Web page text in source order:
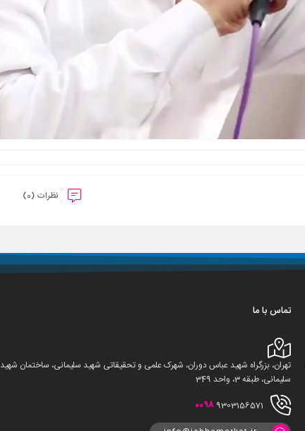
نظرات (0)
تماس با ما
تهران، بزرگراه شهید عباس دوران، شهرک علمی و تحقیقاتی شهید سلیمانی، ساختمان شهید
سلیمانی، طبقه 3، واحد 349
0098 9303156571